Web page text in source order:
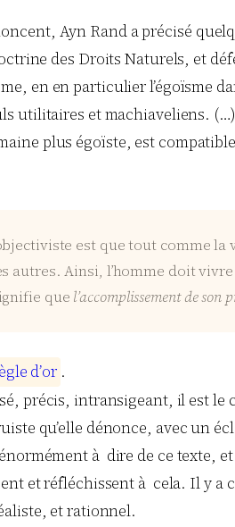
Ayn Rand a précisé
des Droits Naturels, et
en en particulier l’égoïsme
utilitaires et machiaveliens.
plus égoïste, est
est que tout comme
autres. Ainsi, l’homme doit
que l’accomplissement de son
ègle d’or .
précis, intransigeant, il est
qu’elle dénonce, avec un
à dire de ce texte,
et réfléchissent à cela. Il y
et rationnel.